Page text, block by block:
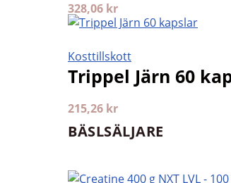
328,06 kr
Kosttillskott
Trippel Järn 60
215,26 kr
BÄSLSÄLJARE